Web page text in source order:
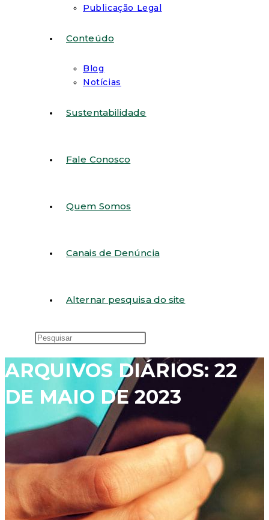
Publicação Legal
Conteúdo
Blog
Notícias
Sustentabilidade
Fale Conosco
Quem Somos
Canais de Denúncia
Alternar pesquisa do site
ARQUIVOS DIÁRIOS: 22
DE MAIO DE 2023